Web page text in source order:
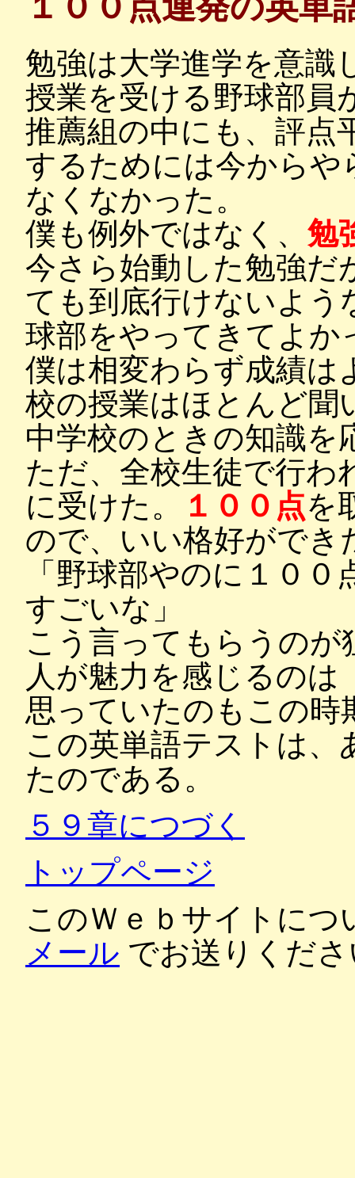
勉強は大学進学を意識
授業を受ける野球部員
推薦組の中にも、評点
するためには今からや
なくなかった。
僕も例外ではなく、 勉
今さら始動した勉強だ
ても到底行けないよう
球部をやってきてよか
僕は相変わらず成績は
校の授業はほとんど聞
中学校のときの知識を
ただ、全校生徒で行わ
に受けた。
１００点を
ので、いい格好ができ
「野球部やのに１０
すごいな」
こう言ってもらうのが
人が魅力を感じるの
思っていたのもこの時
この英単語テストは、
たのである。
５９章につづく
トップページ
このＷｅｂサイトにつ
メール でお送りくだ